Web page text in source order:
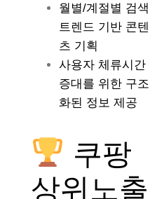
월별/계절별 검색
트렌드 기반 콘텐
츠 기획
사용자 체류시간
증대를 위한 구조
화된 정보 제공
쿠팡
상위노출